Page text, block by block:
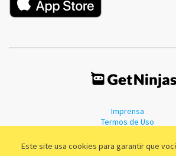
Este site usa cookies para garantir que
Imprensa
Termos de Uso